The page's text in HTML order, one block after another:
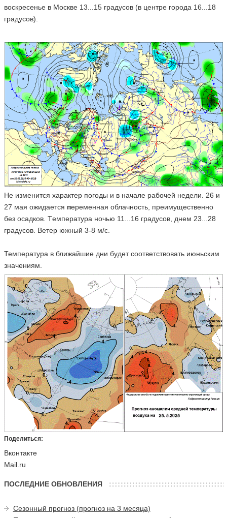
воскресенье в Москве 13...15 градусов (в центре города 16...18
градусов).
Не изменится характер погоды и в начале рабочей недели. 26 и
27 мая ожидается переменная облачность, преимущественно
без осадков. Tемпература ночью 11...16 градусов, днем 23...28
градусов. Ветер южный 3-8 м/с.
Температура в ближайшие дни будет соответствовать июньским
значениям.
Поделиться:
Вконтакте
Mail.ru
ПОСЛЕДНИЕ ОБНОВЛЕНИЯ
Сезонный прогноз (прогноз на 3 месяца)